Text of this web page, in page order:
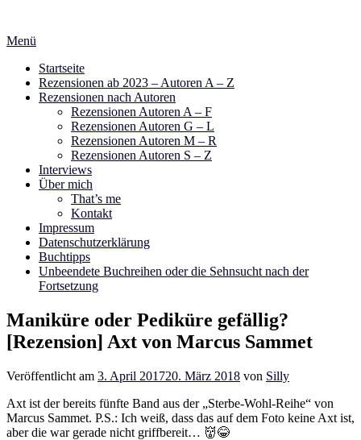
springen
Menü
Startseite
Rezensionen ab 2023 – Autoren A – Z
Rezensionen nach Autoren
Rezensionen Autoren A – F
Rezensionen Autoren G – L
Rezensionen Autoren M – R
Rezensionen Autoren S – Z
Interviews
Über mich
That’s me
Kontakt
Impressum
Datenschutzerklärung
Buchtipps
Unbeendete Buchreihen oder die Sehnsucht nach der
Fortsetzung
Maniküre oder Pediküre gefällig?
[Rezension] Axt von Marcus Sammet
Veröffentlicht am 3. April 201720. März 2018 von Silly
Axt ist der bereits fünfte Band aus der „Sterbe-Wohl-Reihe“ von
Marcus Sammet. P.S.: Ich weiß, dass das auf dem Foto keine Axt ist,
aber die war gerade nicht griffbereit… 👹😂